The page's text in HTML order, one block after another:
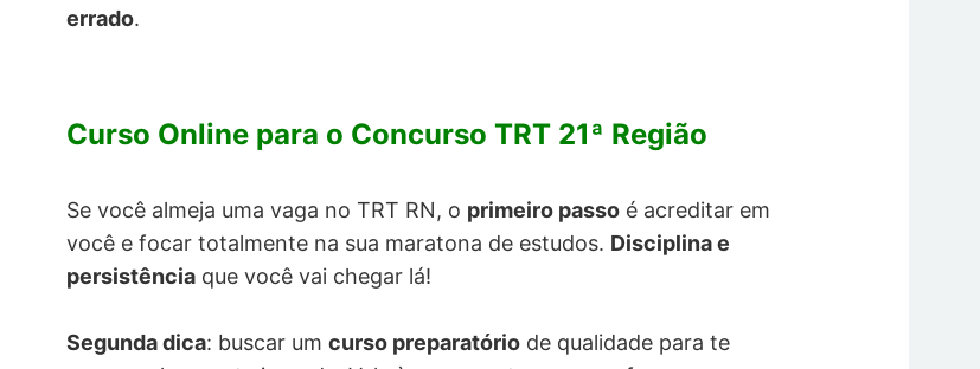
errado.
Curso Online para o Concurso TRT 21ª Região
Se você almeja uma vaga no TRT RN, o primeiro passo é acreditar em
você e focar totalmente na sua maratona de estudos. Disciplina e
persistência que você vai chegar lá!
Segunda dica: buscar umcurso preparatório de qualidade para te